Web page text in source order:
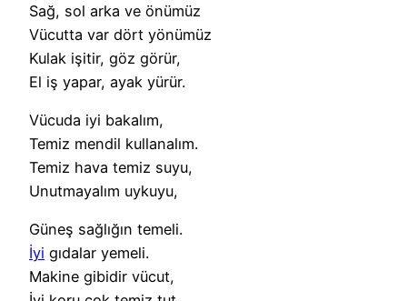
Sağ, sol arka ve önümüz
Vücutta var dört yönümüz
Kulak işitir, göz görür,
El iş yapar, ayak yürür.
Vücuda iyi bakalım,
Temiz mendil kullanalım.
Temiz hava temiz suyu,
Unutmayalım uykuyu,
Güneş sağlığın temeli.
İyi gıdalar yemeli.
Makine gibidir vücut,